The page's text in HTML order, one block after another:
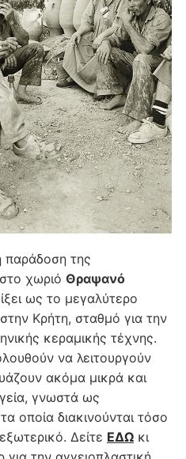
παράδοση της
χωριό Θραψανό
ως το μεγαλύτερο
Κρήτη, σταθμό για την
κεραμικής τέχνης.
να λειτουργούν
ακόμα μικρά και
γνωστά ως
οποία διακινούνται τόσο
Δείτε ΕΔΩκι